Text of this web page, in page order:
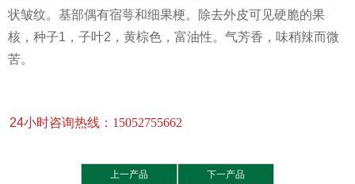
状皱纹。基部偶有宿萼和细果梗。除去外皮可见硬脆的果
核，种子1，子叶2，黄棕色，富油性。气芳香，味稍辣而微
苦。
24小时咨询热线： 15052755662
上一产品 下一产品